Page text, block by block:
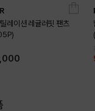
레이션 레귤러핏 팬츠